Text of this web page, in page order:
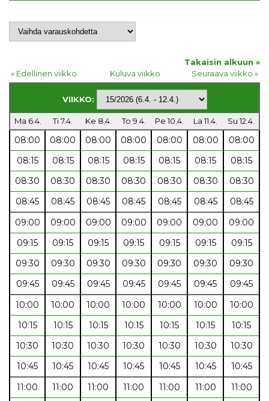
Takaisin alkuun »
« Edellinen viikko
Kuluva viikko Seuraava viikko »
VIIKKO:
Ma 6.4. Ti 7.4. Ke 8.4. To 9.4. Pe 10.4. La 11.4. Su 12.4.
08:00 08:00 08:00 08:00 08:00 08:00
08:00
08:15
08:15 08:15 08:15 08:15 08:15
08:15
08:30
08:30 08:30 08:30 08:30 08:30
08:30
08:45
08:45 08:45 08:45 08:45 08:45
08:45
09:00
09:00 09:00 09:00 09:00 09:00
09:00
09:15
09:15 09:15 09:15 09:15 09:15
09:15
09:30
09:30 09:30 09:30 09:30 09:30
09:30
09:45
09:45 09:45 09:45 09:45 09:45
09:45
10:00
10:00 10:00 10:00 10:00 10:00
10:00
10:15
10:15 10:15 10:15 10:15 10:15
10:15
10:30
10:30 10:30 10:30 10:30 10:30
10:30
10:45
10:45 10:45 10:45 10:45 10:45
10:45
11:00
11:00 11:00 11:00 11:00 11:00
11:00